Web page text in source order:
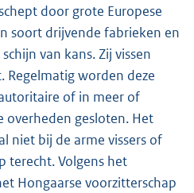
door grote Europese
soort drijvende fabrieken en
van kans. Zij vissen
worden deze
of in meer of
overheden gesloten. Het
niet bij de arme vissers of
terecht. Volgens het
Hongaarse voorzitterschap